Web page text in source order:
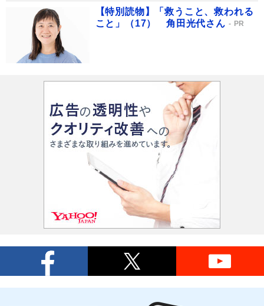
【特別読物】「救うこと、救われる
こと」（17） 角田光代さん
PR